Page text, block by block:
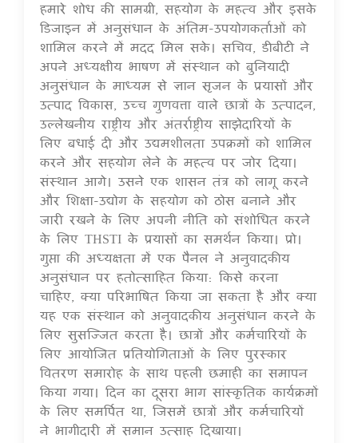
हमारे शोध की सामग्री, सहयोग के महत्व और इसके
डिजाइन में अनुसंधान के अंतिम-उपयोगकर्ताओं को
शामिल करने में मदद मिल सके। सचिव, डीबीटी ने
अपने अध्यक्षीय भाषण में संस्थान को बुनियादी
अनुसंधान के माध्यम से ज्ञान सृजन के प्रयासों और
उत्पाद विकास, उच्च गुणवत्ता वाले छात्रों के उत्पादन,
उल्लेखनीय राष्ट्रीय और अंतर्राष्ट्रीय साझेदारियों के
लिए बधाई दी और उद्यमशीलता उपक्रमों को शामिल
करने और सहयोग लेने के महत्व पर जोर दिया।
संस्थान आगे। उसने एक शासन तंत्र को लागू करने
और शिक्षा-उद्योग के सहयोग को ठोस बनाने और
जारी रखने के लिए अपनी नीति को संशोधित करने
के लिए THSTI के प्रयासों का समर्थन किया। प्रो।
गुप्ता की अध्यक्षता में एक पैनल ने अनुवादकीय
अनुसंधान पर हतोत्साहित किया: किसे करना
चाहिए, क्या परिभाषित किया जा सकता है और क्या
यह एक संस्थान को अनुवादकीय अनुसंधान करने के
लिए सुसज्जित करता है। छात्रों और कर्मचारियों के
लिए आयोजित प्रतियोगिताओं के लिए पुरस्कार
वितरण समारोह के साथ पहली छमाही का समापन
किया गया। दिन का दूसरा भाग सांस्कृतिक कार्यक्रमों
के लिए समर्पित था, जिसमें छात्रों और कर्मचारियों
ने भागीदारी में समान उत्साह दिखाया।